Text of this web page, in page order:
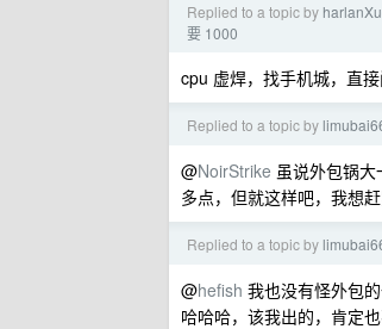
Replied to a topic by
要 1000
cpu 虚焊，找手机城，直
Replied to a topic by
@NoirStrike 虽说外包锅
多点，但就这样吧，我想
Replied to a topic by
@hefish 我也没有怪外包
哈哈哈，该我出的，肯定